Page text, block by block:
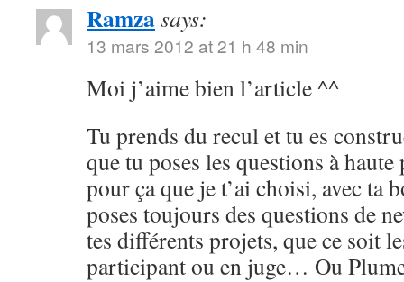
Ramzasays:
13 mars 2012 at 21 h 48 min
Moi j’aime bien l’article ^^
Tu prends du recul et tu es
que tu poses les questions à haute
pour ça que je t’ai choisi, avec ta
poses toujours des questions de
tes différents projets, que ce soit
participant ou en juge… Ou